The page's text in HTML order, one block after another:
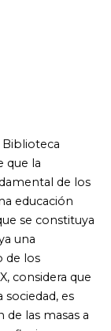
que
es
a
de
en la
y
La
educar,
en que
un